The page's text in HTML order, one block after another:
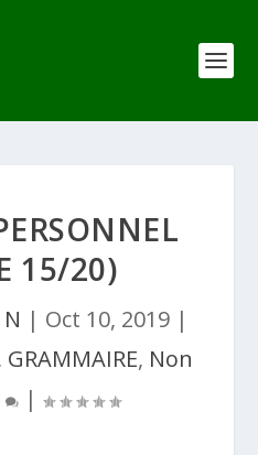
15/20)
| Oct 10, 2019|
GRAMMAIRE, Non
|